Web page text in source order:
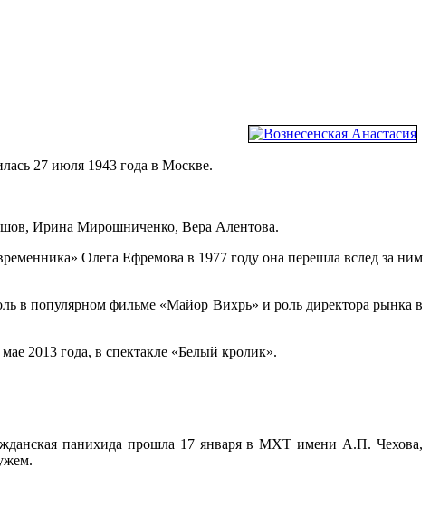
27 июля 1943 года в Москве.
Ирина Мирошниченко, Вера Алентова.
Олега Ефремова в 1977 году она перешла вслед за ним
в популярном фильме «Майор Вихрь» и роль директора рынка в
2013 года, в спектакле «Белый кролик».
панихида прошла 17 января в МХТ имени А.П. Чехова,